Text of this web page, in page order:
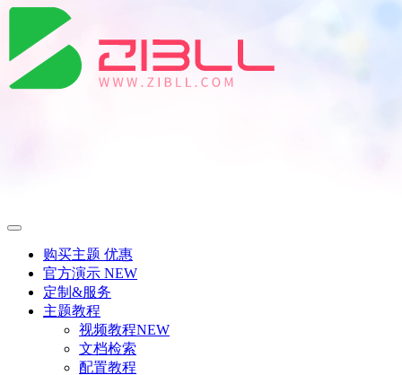
购买主题 优惠
官方演示 NEW
定制&服务
主题教程
视频教程NEW
文档检索
配置教程